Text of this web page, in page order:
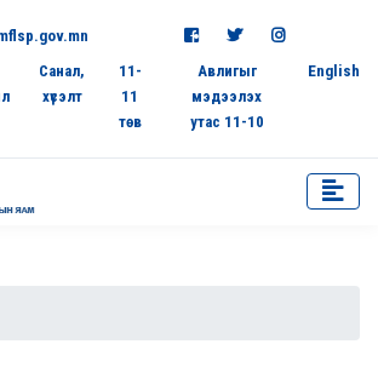
Санал,
хүсэлт
11-
11
төв
Авлигыг
мэдээлэх
утас 11-10
English